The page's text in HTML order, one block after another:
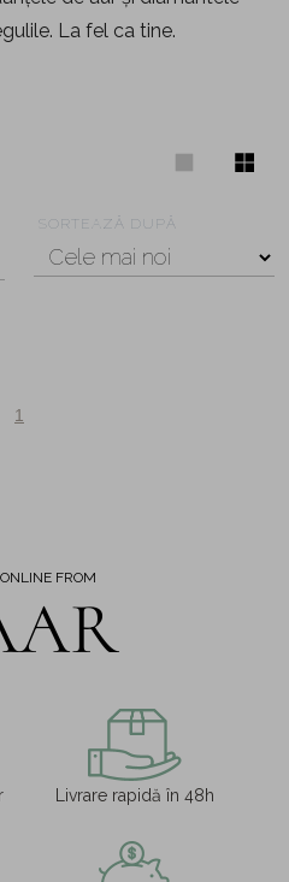
La fel ca tine.
SORTEAZĂ DUPĂ
1
FROM
Livrare rapidă în 48h